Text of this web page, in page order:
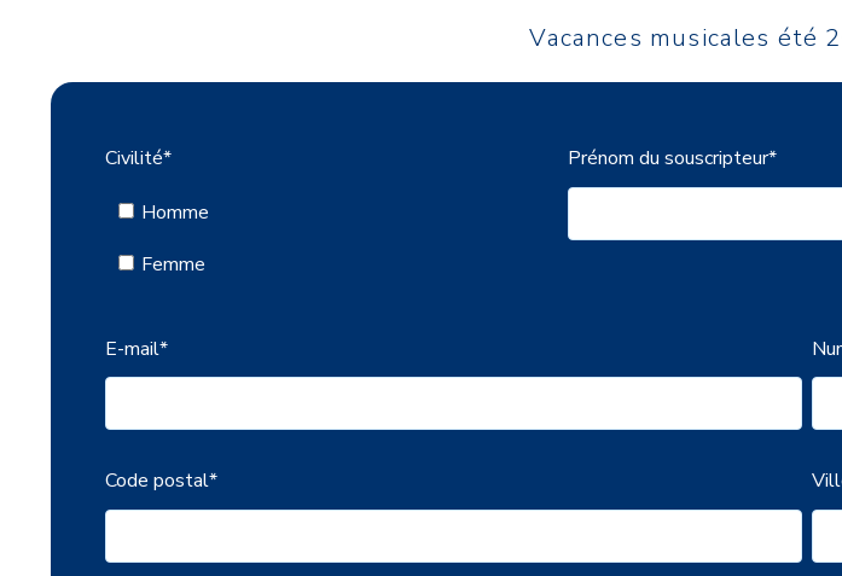
Vacances musicales été
Civilité*
Homme
Femme
Prénom du souscripteur*
E-mail*
Code postal*